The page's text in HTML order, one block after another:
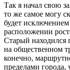
Так я начал свою
то же самое могу
будет
расположении
Старый находился
на общественном
конечно,
пределами города,